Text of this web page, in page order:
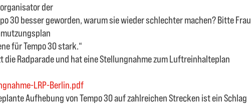
der
30 besser geworden, warum sie wieder schlechter machen? Bitte Frau
für Tempo 30 stark.“
Radparade und hat eine Stellungnahme zum Luftreinhalteplan
LRP-Berlin.pdf
Aufhebung von Tempo 30 auf zahlreichen Strecken ist ein Schlag